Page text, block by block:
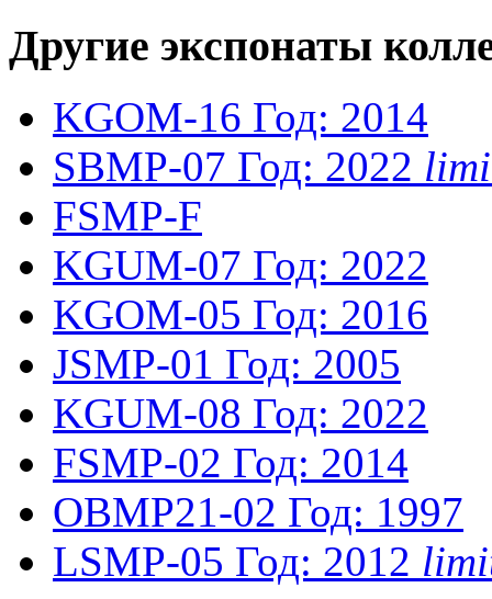
Другие экспонаты
KGOM-16 Год: 2014
SBMP-07 Год: 2022
FSMP-F
KGUM-07 Год: 2022
KGOM-05 Год: 2016
JSMP-01 Год: 2005
KGUM-08 Год: 2022
FSMP-02 Год: 2014
OBMP21-02 Год: 1997
LSMP-05 Год: 2012